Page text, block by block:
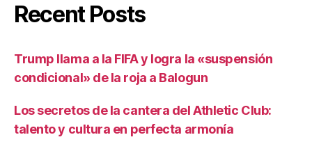
Recent Posts
Trump llama a la FIFA y logra la «suspensión
condicional» de la roja a Balogun
Los secretos de la cantera del Athletic Club:
talento y cultura en perfecta armonía